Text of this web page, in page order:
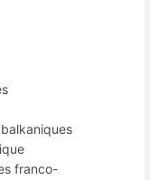
franco-